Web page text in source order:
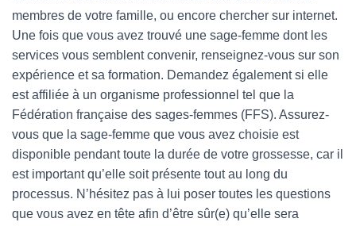
membres de votre famille, ou encore chercher sur internet.
Une fois que vous avez trouvé une sage-femme dont les
services vous semblent convenir, renseignez-vous sur son
expérience et sa formation. Demandez également si elle
est affiliée à un organisme professionnel tel que la
Fédération française des sages-femmes (FFS). Assurez-
vous que la sage-femme que vous avez choisie est
disponible pendant toute la durée de votre grossesse, car il
est important qu’elle soit présente tout au long du
processus. N’hésitez pas à lui poser toutes les questions
que vous avez en tête afin d’être sûr(e) qu’elle sera